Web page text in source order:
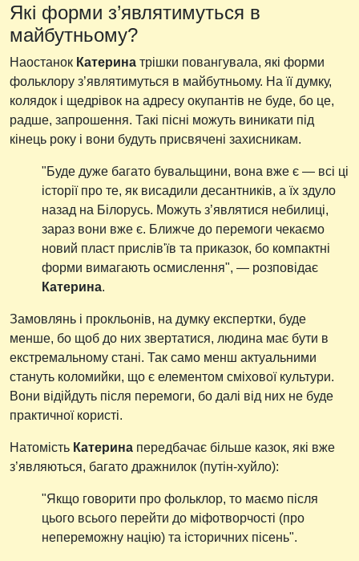
Які форми з’являтимуться в
майбутньому?
Наостанок Катерина трішки повангувала, які форми
фольклору з’являтимуться в майбутньому. На її думку,
колядок і щедрівок на адресу окупантів не буде, бо це,
радше, запрошення. Такі пісні можуть виникати під
кінець року і вони будуть присвячені захисникам.
"Буде дуже багато бувальщини, вона вже є — всі ці
історії про те, як висадили десантників, а їх здуло
назад на Білорусь. Можуть з’являтися небилиці,
зараз вони вже є. Ближче до перемоги чекаємо
новий пласт прислів'їв та приказок, бо компактні
форми вимагають осмислення", — розповідає
Катерина.
Замовлянь і прокльонів, на думку експертки, буде
менше, бо щоб до них звертатися, людина має бути в
екстремальному стані. Так само менш актуальними
стануть коломийки, що є елементом сміхової культури.
Вони відійдуть після перемоги, бо далі від них не буде
практичної користі.
Натомість Катерина передбачає більше казок, які вже
з’являються, багато дражнилок (путін-хуйло):
"Якщо говорити про фольклор, то маємо після
цього всього перейти до міфотворчості (про
непереможну націю) та історичних пісень".